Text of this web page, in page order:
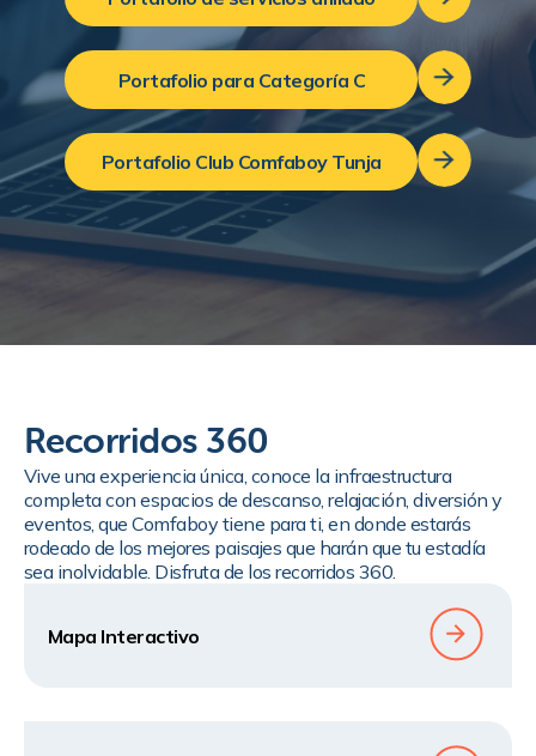
Portafolio para Categoría C
Portafolio Club Comfaboy Tunja
Recorridos 360
Vive una experiencia única, conoce la infraestructura
completa con espacios de descanso, relajación, diversión y
eventos, que Comfaboy tiene para ti, en donde estarás
rodeado de los mejores paisajes que harán que tu estadía
sea inolvidable. Disfruta de los recorridos 360.
Mapa Interactivo